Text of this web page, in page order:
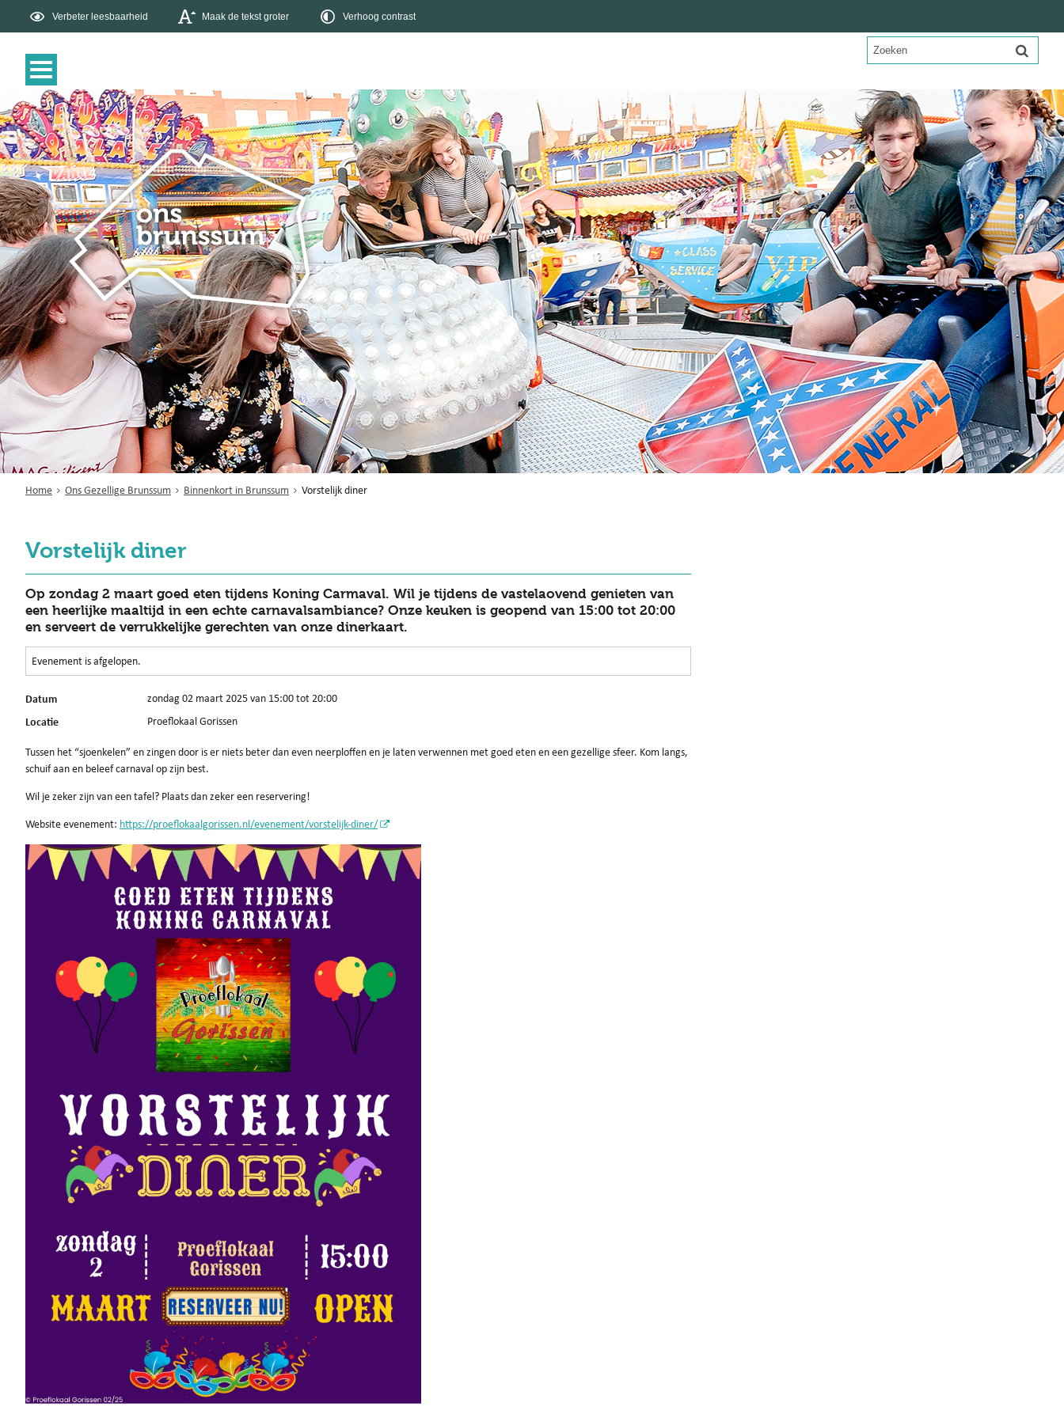
Verbeter leesbaarheid Maak de tekst groter Verhoog contrast
Home Ons Gezellige Brunssum Binnenkort in Brunssum Vorstelijk diner
Vorstelijk diner
Op zondag 2 maart goed eten tijdens Koning Carmaval. Wil je tijdens de vastelaovend genieten van
een heerlijke maaltijd in een echte carnavalsambiance? Onze keuken is geopend van 15:00 tot 20:00
en serveert de verrukkelijke gerechten van onze dinerkaart.
Evenement is afgelopen.
Datum zondag 02 maart 2025 van 15:00 tot 20:00
Locatie Proeflokaal Gorissen
Tussen het “sjoenkelen” en zingen door is er niets beter dan even neerploffen en je laten verwennen met goed eten en een gezellige sfeer. Kom langs,
schuif aan en beleef carnaval op zijn best.
Wil je zeker zijn van een tafel? Plaats dan zeker een reservering!
Website evenement: https://proeflokaalgorissen.nl/evenement/vorstelijk-diner/